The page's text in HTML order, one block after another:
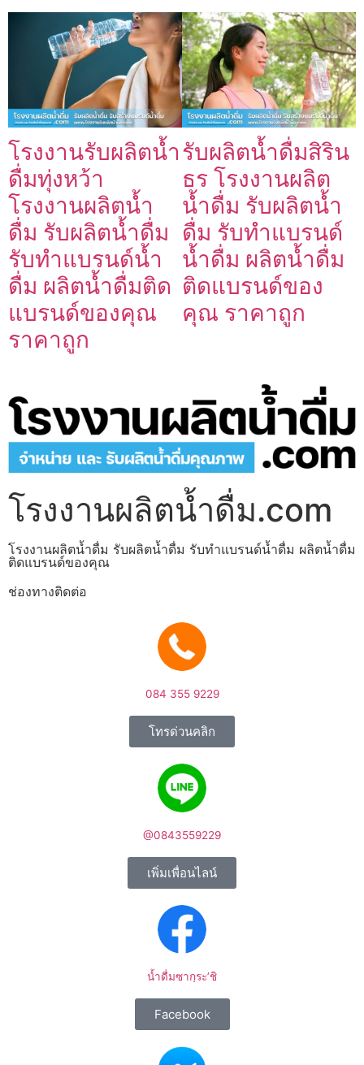
โรงงานรับผลิตน้ำ
ดื่มทุ่งหว้า
โรงงานผลิตน้ำ
ดื่ม รับผลิตน้ำดื่ม
รับทำแบรนด์น้ำ
ดื่ม ผลิตน้ำดื่มติด
แบรนด์ของคุณ
ราคาถูก
รับผลิตน้ำดื่มสิริน
ธร โรงงานผลิต
น้ำดื่ม รับผลิตน้ำ
ดื่ม รับทำแบรนด์
น้ำดื่ม ผลิตน้ำดื่ม
ติดแบรนด์ของ
คุณ ราคาถูก
โรงงานผลิตน้ำดื่ม.com
โรงงานผลิตน้ำดื่ม รับผลิตน้ำดื่ม รับทำแบรนด์น้ำดื่ม ผลิตน้ำดื่ม
ติดแบรนด์ของคุณ
ช่องทางติดต่อ
084 355 9229
โทรด่วนคลิก
@0843559229
เพิ่มเพื่อนไลน์
น้ำดื่มซากุระ’ชิ
Facebook